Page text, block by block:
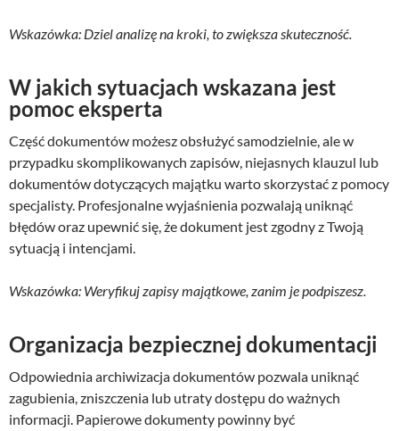
Wskazówka: Dziel analizę na kroki, to zwiększa skuteczność.
W jakich sytuacjach wskazana jest
pomoc eksperta
Część dokumentów możesz obsłużyć samodzielnie, ale w
przypadku skomplikowanych zapisów, niejasnych klauzul lub
dokumentów dotyczących majątku warto skorzystać z pomocy
specjalisty. Profesjonalne wyjaśnienia pozwalają uniknąć
błędów oraz upewnić się, że dokument jest zgodny z Twoją
sytuacją i intencjami.
Wskazówka: Weryfikuj zapisy majątkowe, zanim je podpiszesz.
Organizacja bezpiecznej dokumentacji
Odpowiednia archiwizacja dokumentów pozwala uniknąć
zagubienia, zniszczenia lub utraty dostępu do ważnych
informacji. Papierowe dokumenty powinny być